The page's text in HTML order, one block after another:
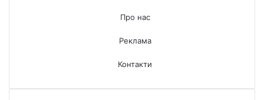
Про нас
Реклама
Контакти